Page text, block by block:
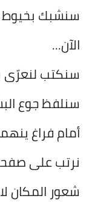
سنشبك بخيوط
الآن...
سنكتب لنعرّى
سنلفظ جوع
أمام فراغ
نرتب على
شعور المكان